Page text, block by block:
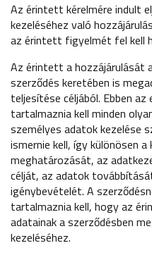
Az érintett kérelmére indult
kezeléséhez való
az érintett figyelmét fel kell
Az érintett a hozzájárulását
szerződés keretében is
teljesítése céljából. Ebben
tartalmaznia kell minden
személyes adatok kezelése
ismernie kell, így különösen
meghatározását, az
célját, az adatok
igénybevételét. A
tartalmaznia kell, hogy az
adatainak a szerződésben
kezeléséhez.